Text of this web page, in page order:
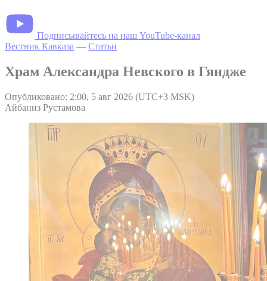
Подписывайтесь на наш YouTube-канал
Вестник Кавказа — Статьи
Храм Александра Невского в Гяндже
Опубликовано: 2:00, 5 авг 2026 (UTC+3 MSK)
Айбаниз Рустамова